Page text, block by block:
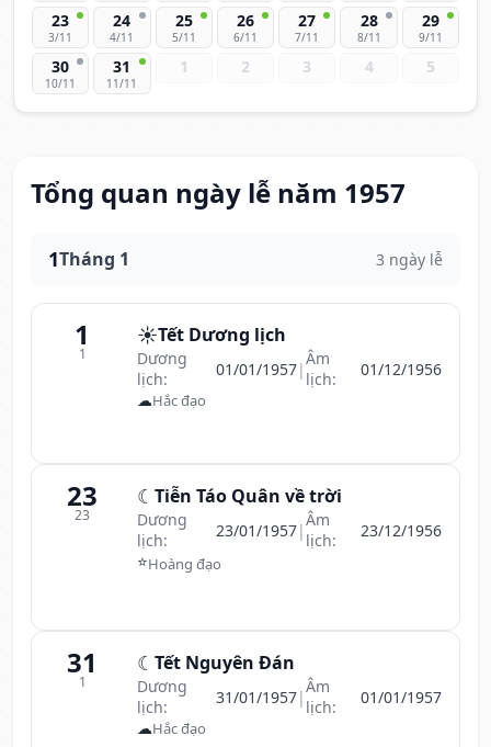
23
3/11
24
4/11
25
5/11
26
6/11
27
7/11
28
8/11
29
9/11
30
10/11
31
11/11
1 2 3 4 5
Tổng quan ngày lễ năm 1957
1Tháng 1 3 ngày lễ
1
1
☀️Tết Dương lịch
Dương
lịch:
01/01/1957|Âm
lịch:
01/12/1956
☁Hắc đạo
23
23
☾ Tiễn Táo Quân về trời
Dương
lịch:
23/01/1957|Âm
lịch:
23/12/1956
⭐Hoàng đạo
31
1
☾ Tết Nguyên Đán
Dương
lịch:
31/01/1957|Âm
lịch:
01/01/1957
☁Hắc đạo